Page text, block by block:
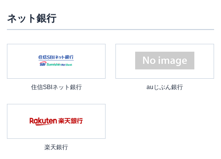
ネット銀行
住信SBIネット銀行 auじぶん銀行
楽天銀行